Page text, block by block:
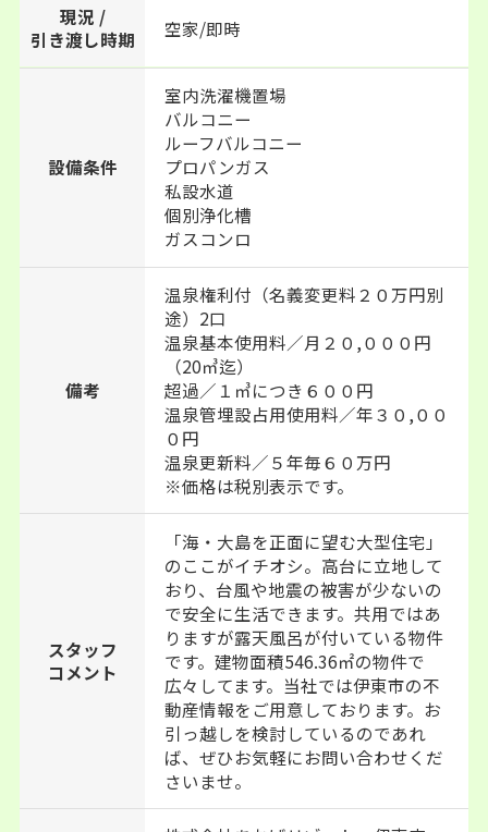
現況 /
引き渡し時期
空家/即時
設備条件
室内洗濯機置場
バルコニー
ルーフバルコニー
プロパンガス
私設水道
個別浄化槽
ガスコンロ
備考
温泉権利付（名義変更料２０万円別
途）2口
温泉基本使用料／月２０,０００円
（20㎥迄）
超過／１㎥につき６００円
温泉管埋設占用使用料／年３０,００
０円
温泉更新料／５年毎６０万円
※価格は税別表示です。
スタッフ
コメント
「海・大島を正面に望む大型住宅」
のここがイチオシ。高台に立地して
おり、台風や地震の被害が少ないの
で安全に生活できます。共用ではあ
りますが露天風呂が付いている物件
です。建物面積546.36㎡の物件で
広々してます。当社では伊東市の不
動産情報をご用意しております。お
引っ越しを検討しているのであれ
ば、ぜひお気軽にお問い合わせくだ
さいませ。